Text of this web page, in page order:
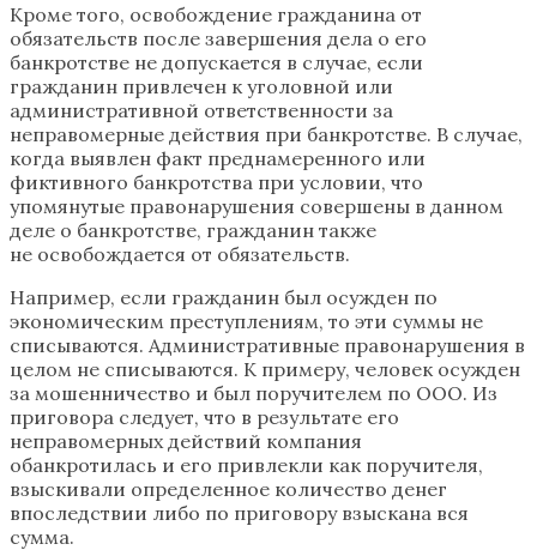
Кроме того, освобождение гражданина от
обязательств после завершения дела о его
банкротстве не допускается в случае, если
гражданин привлечен к уголовной или
административной ответственности за
неправомерные действия при банкротстве. В случае,
когда выявлен факт преднамеренного или
фиктивного банкротства при условии, что
упомянутые правонарушения совершены в данном
деле о банкротстве, гражданин также
не освобождается от обязательств.
Например, если гражданин был осужден по
экономическим преступлениям, то эти суммы не
списываются. Административные правонарушения в
целом не списываются. К примеру, человек осужден
за мошенничество и был поручителем по ООО. Из
приговора следует, что в результате его
неправомерных действий компания
обанкротилась и его привлекли как поручителя,
взыскивали определенное количество денег
впоследствии либо по приговору взыскана вся
сумма.